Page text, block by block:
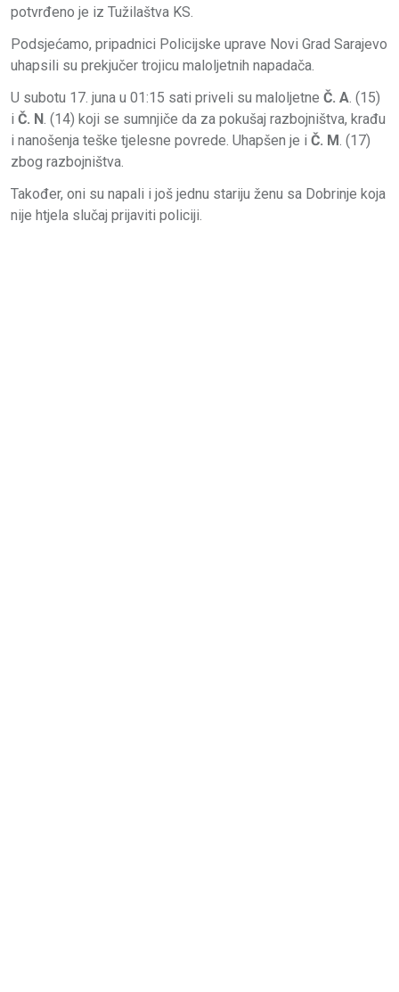
potvrđeno je iz Tužilaštva KS.
Podsjećamo, pripadnici Policijske uprave Novi Grad Sarajevo
uhapsili su prekjučer trojicu maloljetnih napadača.
U subotu 17. juna u 01:15 sati priveli su maloljetne Č. A. (15)
i Č. N. (14) koji se sumnjiče da za pokušaj razbojništva, krađu
i nanošenja teške tjelesne povrede. Uhapšen je i Č. M. (17)
zbog razbojništva.
Također, oni su napali i još jednu stariju ženu sa Dobrinje koja
nije htjela slučaj prijaviti policiji.